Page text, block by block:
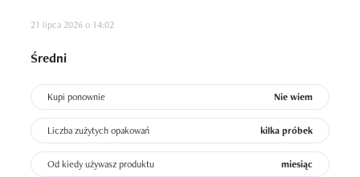
21 lipca 2026 o 14:02
Średni
Kupi ponownie Nie wiem
Liczba zużytych opakowań kilka próbek
Od kiedy używasz produktu miesiąc